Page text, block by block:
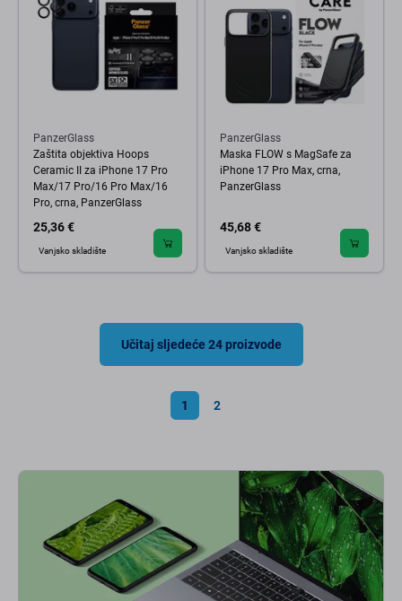
PanzerGlass
Zaštita objektiva Hoops
Ceramic II za iPhone 17 Pro
Max/17 Pro/16 Pro Max/16
Pro, crna, PanzerGlass
25,36 €
Vanjsko skladište
PanzerGlass
Maska FLOW s MagSafe za
iPhone 17 Pro Max, crna,
PanzerGlass
45,68 €
Vanjsko skladište
Učitaj sljedeće 24 proizvode
1 2